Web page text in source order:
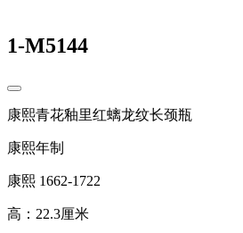
1-M5144
康熙青花釉里红螭龙纹长颈瓶
康熙年制
康熙 1662-1722
高：22.3厘米